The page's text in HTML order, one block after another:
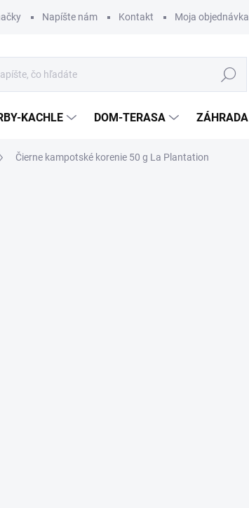
Napíšte nám Kontakt Moja objednávka
Hľadať
KACHLE DOM-TERASA ZÁHRADA
Čierne kampotské korenie 50 g La Plantation